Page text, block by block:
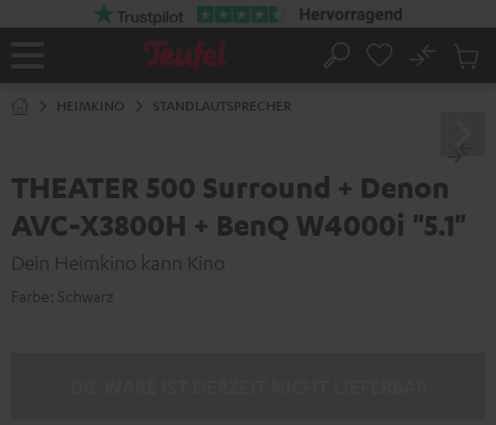
Startseite
Suche
No
HEIMKINO STANDLAUTSPRECHER
THEATER 500 Surround + Denon
AVC-X3800H + BenQ W4000i "5.1"
Dein Heimkino kann Kino
Farbe: Schwarz